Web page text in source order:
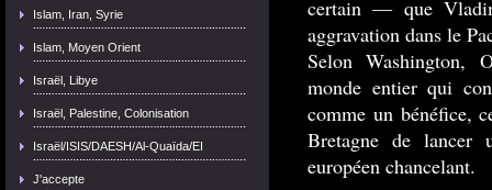
Islam, Iran, Syrie
Islam, Moyen Orient
Israël, Libye
Israël, Palestine, Colonisation
Israël/ISIS/DAESH/Al-Quaïda/EI
J'accepte
certain — que
aggravation dans le
Selon Washington,
monde entier qui
comme un bénéfice,
Bretagne de lancer
européen chancelant.